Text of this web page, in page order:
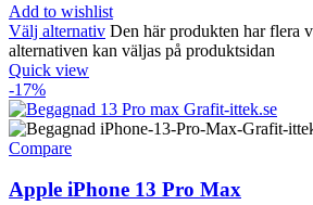
Add to wishlist
Välj alternativ Den här produkten har flera
alternativen kan väljas på produktsidan
Quick view
-17%
Compare
Apple iPhone 13 Pro Max